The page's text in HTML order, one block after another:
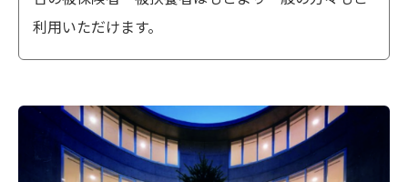
利用いただけます。